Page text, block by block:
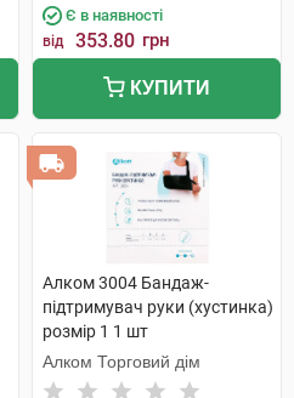
Є в наявності
від 353.80 грн
КУПИТИ
Алком 3004 Бандаж-
підтримувач руки (хустинка)
розмір 1 1 шт
Алком Торговий дім